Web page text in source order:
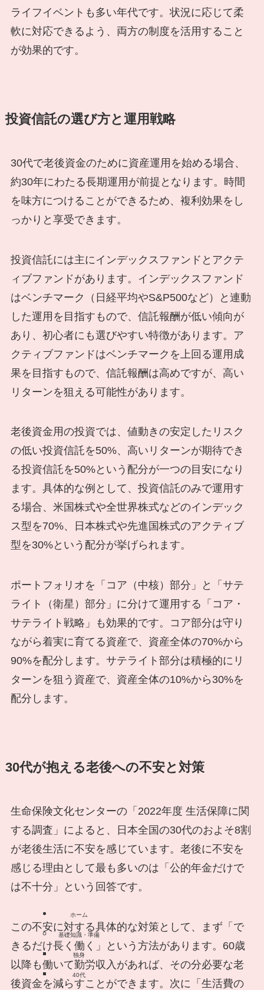
ライフイベントも多い年代です。状況に応じて柔
軟に対応できるよう、両方の制度を活用すること
が効果的です。
投資信託の選び方と運用戦略
30代で老後資金のために資産運用を始める場合、
約30年にわたる長期運用が前提となります。時間
を味方につけることができるため、複利効果をし
っかりと享受できます。
投資信託には主にインデックスファンドとアクテ
ィブファンドがあります。インデックスファンド
はベンチマーク（日経平均やS&P500など）と連動
した運用を目指すもので、信託報酬が低い傾向が
あり、初心者にも選びやすい特徴があります。ア
クティブファンドはベンチマークを上回る運用成
果を目指すもので、信託報酬は高めですが、高い
リターンを狙える可能性があります。
老後資金用の投資では、値動きの安定したリスク
の低い投資信託を50%、高いリターンが期待でき
る投資信託を50%という配分が一つの目安になり
ます。具体的な例として、投資信託のみで運用す
る場合、米国株式や全世界株式などのインデック
ス型を70%、日本株式や先進国株式のアクティブ
型を30%という配分が挙げられます。
ポートフォリオを「コア（中核）部分」と「サテ
ライト（衛星）部分」に分けて運用する「コア・
サテライト戦略」も効果的です。コア部分は守り
ながら着実に育てる資産で、資産全体の70%から
90%を配分します。サテライト部分は積極的にリ
ターンを狙う資産で、資産全体の10%から30%を
配分します。
30代が抱える老後への不安と対策
生命保険文化センターの「2022年度 生活保障に関
する調査」によると、日本全国の30代のおよそ8割
が老後生活に不安を感じています。老後に不安を
感じる理由として最も多いのは「公的年金だけで
は不十分」という回答です。
この不安に対する具体的な対策として、まず「で
きるだけ長く働く」という方法があります。60歳
以降も働いて勤労収入があれば、その分必要な老
後資金を減らすことができます。次に「生活費の
ホーム
基礎知識・準備
独身
40代